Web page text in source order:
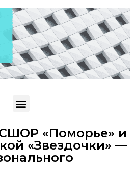
«Поморье» и
«Звездочки» —